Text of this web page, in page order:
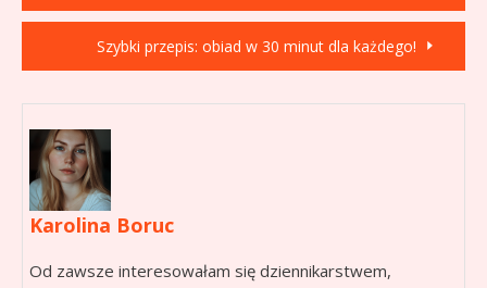
wpisu
Szybki przepis: obiad w 30 minut dla każdego!
Karolina Boruc
Od zawsze interesowałam się dziennikarstwem,